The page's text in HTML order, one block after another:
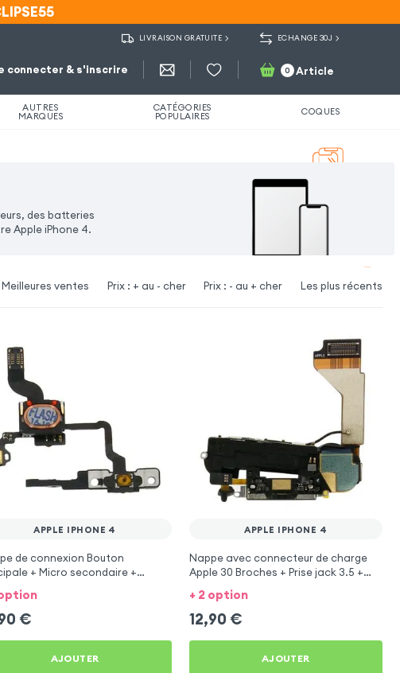
LIVRAISON GRATUITE ECHANGE 30J
connecter & s'inscrire 0 Article
AUTRES
MARQUES
CATÉGORIES
POPULAIRES COQUES
des batteries
Apple iPhone 4.
Meilleures ventes Prix : + au - cher Prix : - au + cher Les plus récents
APPLE IPHONE 4
de connexion Bouton
+ Micro secondaire +
de proximité pour Apple
4
€
AJOUTER
APPLE IPHONE 4
Nappe avec connecteur de charge
Apple 30 Broches + Prise jack 3.5 +
Micro interne et Antenne GSM pour
Apple iPhone 4
+ 2 option
12,90 €
AJOUTER